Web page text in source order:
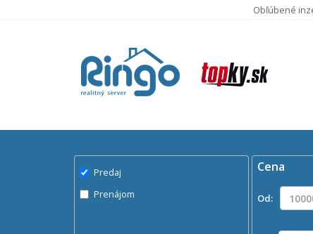
Obľúbené
Byty na
Predaj
Prenájom
Cena
Od: